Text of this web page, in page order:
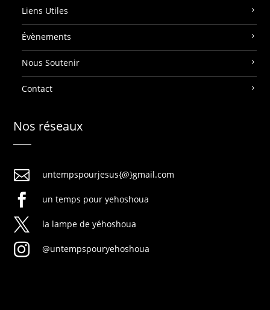
Liens Utiles
Évènements
Nous Soutenir
Contact
Nos réseaux
 untempspourjesus{@}gmail.com
 un temps pour yehoshoua
 la lampe de yéhoshoua
 @untempspouryehoshoua